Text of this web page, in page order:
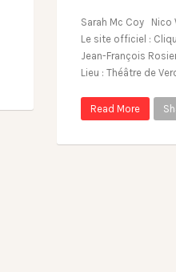
Sarah Mc Coy Nico
Le site officiel :
Jean-François
Lieu : Théâtre de
Read More